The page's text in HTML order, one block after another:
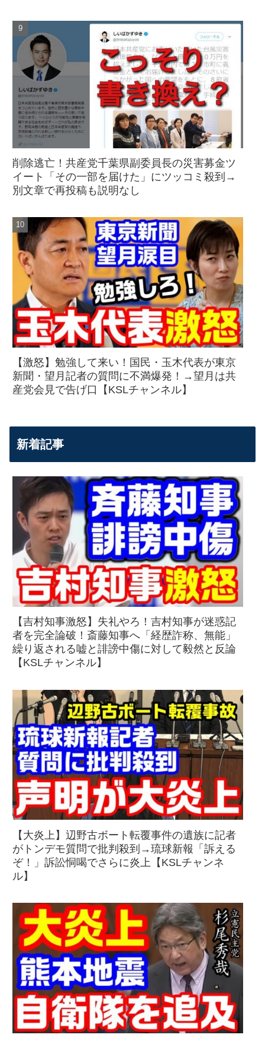
削除逃亡！共産党千葉県副委員長の災害募金ツ
イート「その一部を届けた」にツッコミ殺到→
別文章で再投稿も説明なし
【激怒】勉強して来い！国民・玉木代表が東京
新聞・望月記者の質問に不満爆発！→望月は共
産党会見で告げ口【KSLチャンネル】
新着記事
【吉村知事激怒】失礼やろ！吉村知事が迷惑記
者を完全論破！斎藤知事へ「経歴詐称、無能」
繰り返される嘘と誹謗中傷に対して毅然と反論
【KSLチャンネル】
【大炎上】辺野古ボート転覆事件の遺族に記者
がトンデモ質問で批判殺到→琉球新報「訴える
ぞ！」訴訟恫喝でさらに炎上【KSLチャンネ
ル】